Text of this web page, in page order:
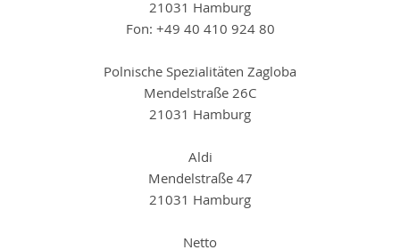
21031 Hamburg
Fon: +49 40 410 924 80
Polnische Spezialitäten Zagloba
Mendelstraße 26C
21031 Hamburg
Aldi
Mendelstraße 47
21031 Hamburg
Netto